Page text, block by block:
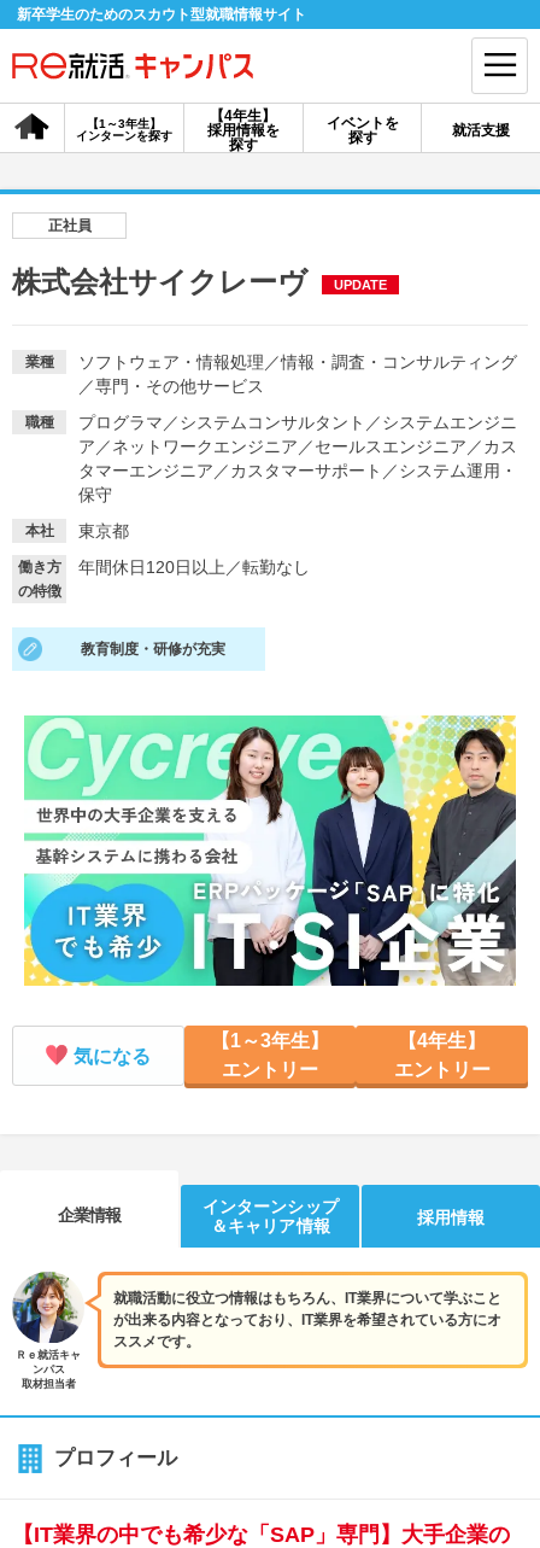
新卒学生のためのスカウト型就職情報サイト
【4年生】
採用情報を
探す
【1～3年生】
インターンを探す
イベントを
探す
就活支援
会員登録 ログイン
採用情報を探す
説明会を探す
インターンを探す
イベントを探す スカウト お知らせ
就活ノウハウ・サポート
適職診断
就活ニュースペーパー
就活時事ニュースを更新
よくある質問
不明点があればこちら
正社員
株式会社サイクレーヴ UPDATE
業種 ソフトウェア・情報処理 ／情報・調査・コンサルティング
／専門・その他サービス
職種 プログラマ ／システムコンサルタント ／システムエンジニ
ア ／ネットワークエンジニア ／セールスエンジニア ／カス
タマーエンジニア ／カスタマーサポート ／システム運用・
保守
本社 東京都
働き方
の特徴
年間休日120日以上 ／転勤なし
教育制度・研修が充実
気になる
【1～3年生】
エントリー
【4年生】
エントリー
企業情報
インターンシップ
＆キャリア情報
採用情報
就職活動に役立つ情報はもちろん、IT業界について学ぶこと
が出来る内容となっており、IT業界を希望されている方にオ
ススメです。
Ｒｅ就活キャ
ンパス
取材担当者
プロフィール
【IT業界の中でも希少な「SAP」専門】大手企業の